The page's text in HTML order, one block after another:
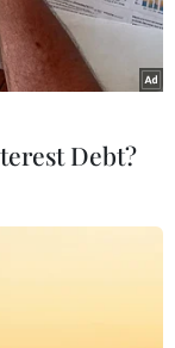
Debt?